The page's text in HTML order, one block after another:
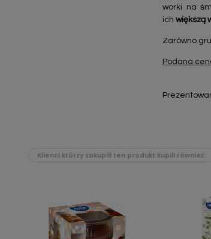
worki na
ich większą
Zarówno
Podana
Klienci którzy zakupili ten produkt kupili również: